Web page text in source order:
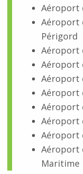
Aéroport
Aéroport
Périgord
Aéroport
Aéroport
Aéroport
Aéroport
Aéroport
Aéroport
Aéroport
Aéroport
Maritime